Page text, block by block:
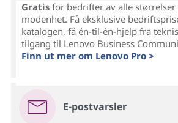
Gratisfor bedrifter av alle
modenhet. Få eksklusive
katalogen, få én-til-én-hjelp fra
tilgang til Lenovo Business
Finn ut mer om Lenovo Pro >
E-postvarsler